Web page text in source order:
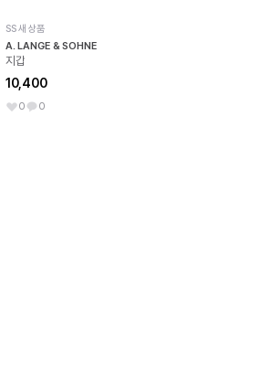
SS 새상품
A. LANGE & SOHNE
지갑
10,400
0 0